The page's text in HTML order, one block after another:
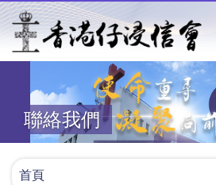
移至主內容
聯絡我們
導
首頁